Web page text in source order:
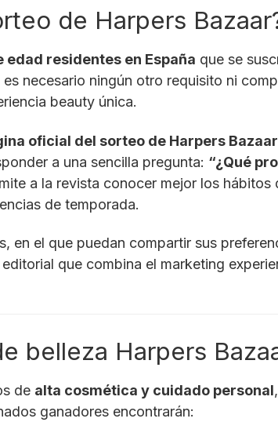
de Harpers
residentes en España que se
es necesario ningún otro requisito ni
beauty única.
oficial del sorteo de Harpers Bazaar
a una sencilla pregunta: “¿Qué
a la revista conocer mejor los
de temporada.
en el que puedan compartir sus
que combina el marketing
belleza Harpers
de alta cosmética y cuidado personal
ganadores encontrarán: